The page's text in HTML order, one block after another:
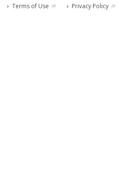
Terms of Use Privacy Policy